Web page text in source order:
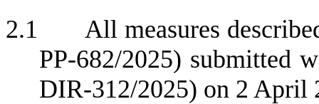
2.1
All measures
PP-682/2025) submitted
DIR-312/2025) on 2 April